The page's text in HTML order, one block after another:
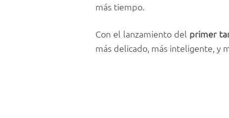
más tiempo.
Con el lanzamiento del primer
más delicado, más inteligente, y